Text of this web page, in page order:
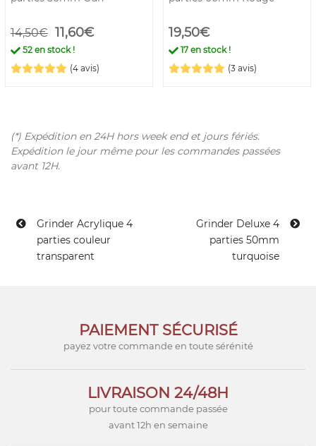
14,50€ 11,60€
52 en stock !
(4 avis)
19,50€
17 en stock !
(3 avis)
(*) Expédition en 24H hors week end et jours fériés.
Expédition le jour même pour les commandes passées
avant 12H.
Grinder Acrylique 4
parties couleur
transparent
Grinder Deluxe 4
parties 50mm
turquoise
PAIEMENT SÉCURISÉ
payez votre commande en toute sérénité
LIVRAISON 24/48H
pour toute commande passée
avant 12h en semaine